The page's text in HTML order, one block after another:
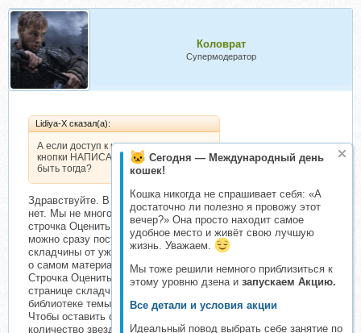
Сегодня — Международный день
кошек!
Кошка никогда не спрашивает себя: «А
достаточно ли полезно я провожу этот
вечер?» Она просто находит самое
удобное место и живёт свою лучшую
жизнь. Уважаем.
Мы тоже решили немного приблизиться к
этому уровню дзена и запускаем Акцию.
Все детали и условия акции
Идеальный повод выбрать себе занятие по
Коловрат
Супермодератор
Lidiya-X сказал(а):
А если доступ к курсу уже есть, а
кнопки НАПИСАТЬ ОТЗЫВ нет? Как
быть тогда?
Здравствуйте. В настоящий момент кнопки Написать отзыв
нет. Мы не много изменили функционал. Теперь появилась
строчка Оценить эту складчину и звездочки. Таким образом,
можно сразу поставить оценку организатору за проведение
складчины от ужасно до отлично. После чего оставить отзыв
о самом материале.
Строчка Оценить эту складчину и звездочки находятся на
странице складчины под списком участников. А так же в
библиотеке темы.
Чтобы оставить отзыв, наведите курсор мыши на то
количество звезд, которое считаете нужным и кликните по